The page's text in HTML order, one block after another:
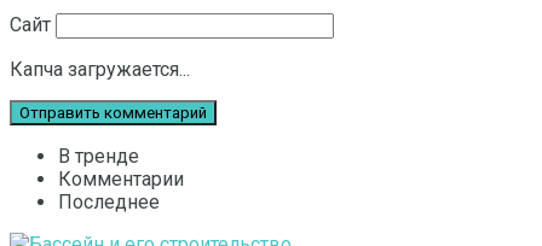
Сайт
Капча загружается...
В тренде
Комментарии
Последнее